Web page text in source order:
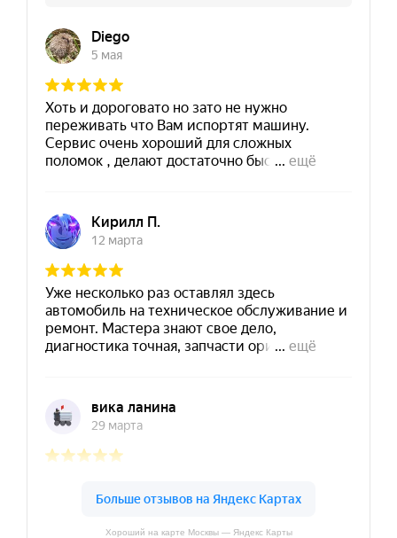
Хороший на карте Москвы — Яндекс Карты